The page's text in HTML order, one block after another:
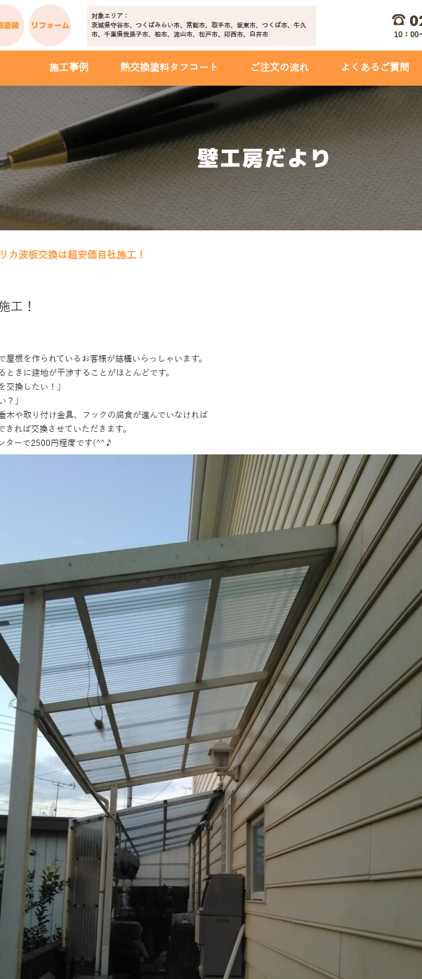
塗装 リフォーム
対象エリア：
茨城県守谷市、つくばみらい市、常総市、取手市、坂東市、つくば市、牛久
市、千葉県我孫子市、柏市、流山市、松戸市、印西市、白井市
10：00
施工事例 熱交換塗料タフコート ご注文の流れ よくあるご質問
壁工房だより
カ波板交換は超安価自社施工！
工！
屋根を作られているお客様が結構いらっしゃいます。
ときに建地が干渉することがほとんどです。
交換したい！」
？」
木や取り付け金具、フックの腐食が進んでいなければ
きれば交換させていただきます。
ターで2500円程度です(^^♪